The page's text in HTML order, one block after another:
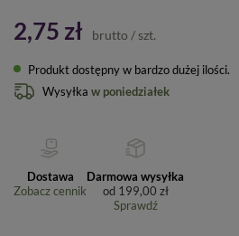
2,75 zł brutto / szt.
Produkt dostępny w bardzo dużej ilości
Wysyłka w poniedziałek
Dostawa
Zobacz cennik
Darmowa wysyłka
od 199,00 zł
Sprawdź